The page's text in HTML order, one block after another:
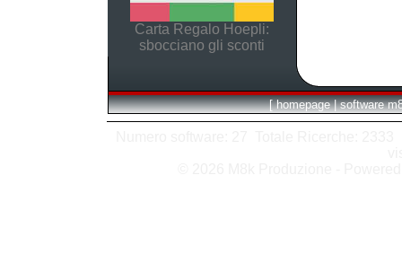
Carta Regalo Hoepli:
sbocciano gli sconti
[ homepage | software